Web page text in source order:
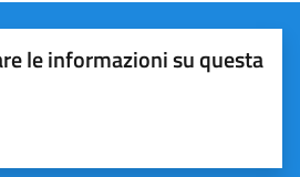
le informazioni su questa
5 stelle su 5
su 5
su 5